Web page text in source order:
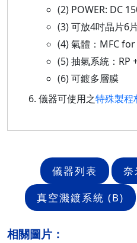
(2) POWER: DC
(3) 可放4吋晶片6
(4) 氣體：MFC
(5) 抽氣系統：RP
(6) 可鍍多層膜
儀器可使用之特殊製程
儀器列表
奈
真空濺鍍系統 (B)
相關圖片：